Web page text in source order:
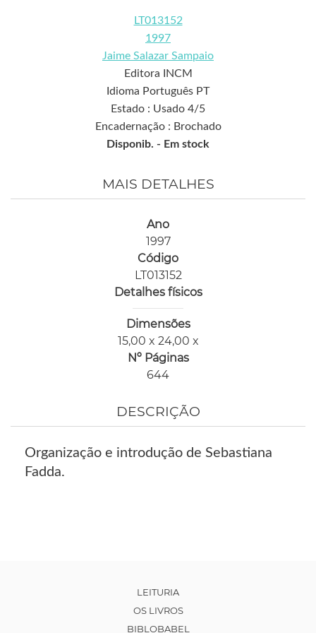
LT013152
1997
Jaime Salazar Sampaio
Editora INCM
Idioma Português PT
Estado : Usado 4/5
Encadernação : Brochado
Disponib. - Em stock
MAIS DETALHES
Ano
1997
Código
LT013152
Detalhes físicos
Dimensões
15,00 x 24,00 x
Nº Páginas
644
DESCRIÇÃO
Organização e introdução de Sebastiana
Fadda.
LEITURIA
OS LIVROS
BIBLOBABEL